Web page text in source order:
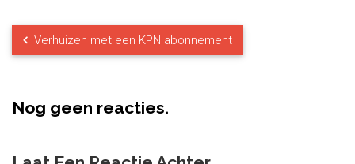
Verhuizen met een KPN abonnement
Nog geen reacties.